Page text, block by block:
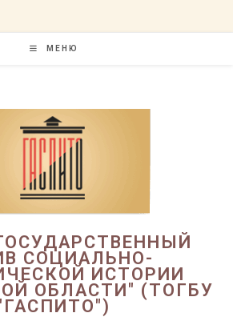
МЕНЮ
СОЦИАЛЬНО-
ИСТОРИИ
ОБЛАСТИ" (ТОГБУ